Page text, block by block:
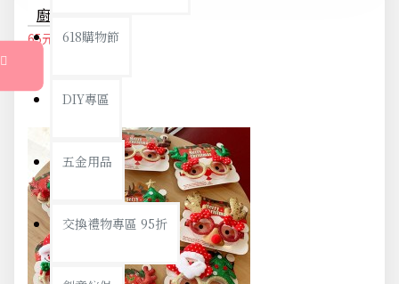
618購物節
DIY專區
五金用品
交換禮物專區 95折
65元 68元